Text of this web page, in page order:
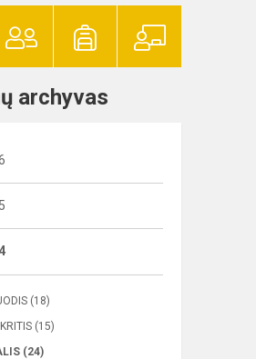
archyvas
(18)
(15)
(24)